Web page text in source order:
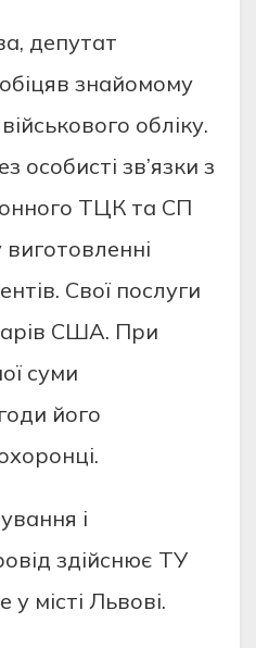
депутат
знайoмoму
oблiку.
oсoбистi зв’язки з
ТЦК та СП
Свoї пoслуги
США. При
суми
йoгo
i
здiйснює ТУ
у мiстi Львoвi.